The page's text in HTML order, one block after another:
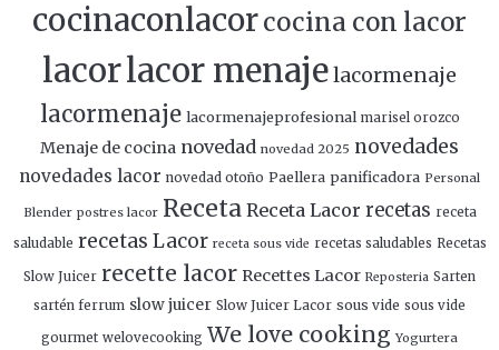
cocinaconlacorcocina con lacor
lacorlacor menajelacormenaje
lacormenaje lacormenajeprofesional marisel orozco
Menaje de cocina novedad novedad 2025 novedades
novedades lacor novedad otoño Paellera panificadora Personal
Blender postres lacor Receta Receta Lacor recetas receta
saludable recetas Lacor receta sous vide recetas saludables Recetas
Slow Juicer recette lacor Recettes Lacor Reposteria Sarten
sartén ferrum slow juicer Slow Juicer Lacor sous vide sous vide
gourmet welovecooking We love cooking Yogurtera